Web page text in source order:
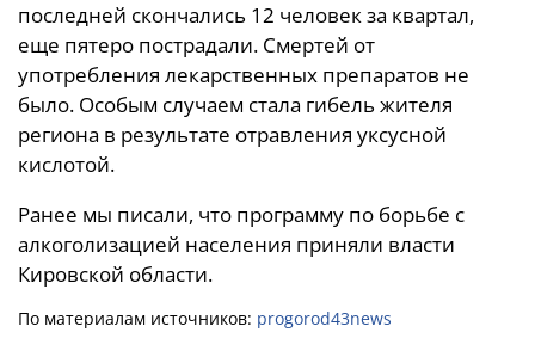
последней скончались 12 человек за квартал,
еще пятеро пострадали. Смертей от
употребления лекарственных препаратов не
было. Особым случаем стала гибель жителя
региона в результате отравления уксусной
кислотой.
Ранее мы писали, что программу по борьбе с
алкоголизацией населения приняли власти
Кировской области.
По материалам источников: progorod43news